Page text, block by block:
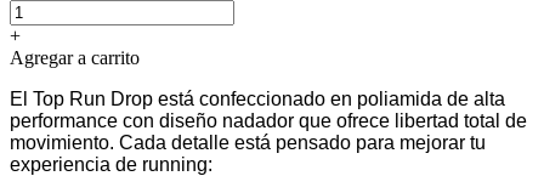
+
Agregar a carrito
El Top Run Drop está confeccionado en poliamida de alta
performance con diseño nadador que ofrece libertad total de
movimiento. Cada detalle está pensado para mejorar tu
experiencia de running: